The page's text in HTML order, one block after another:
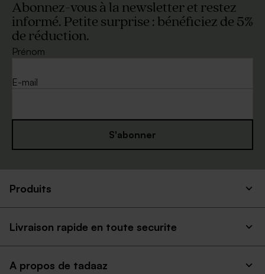
Abonnez-vous à la newsletter et restez
informé. Petite surprise : bénéficiez de 5%
de réduction.
Prénom
E-mail
S'abonner
Produits
Livraison rapide en toute securite
A propos de tadaaz